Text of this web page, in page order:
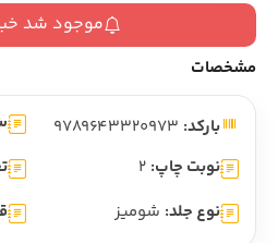
موجود شد
مشخصات
بارکد:
نوبت چاپ: 2
نوع جلد: شومیز